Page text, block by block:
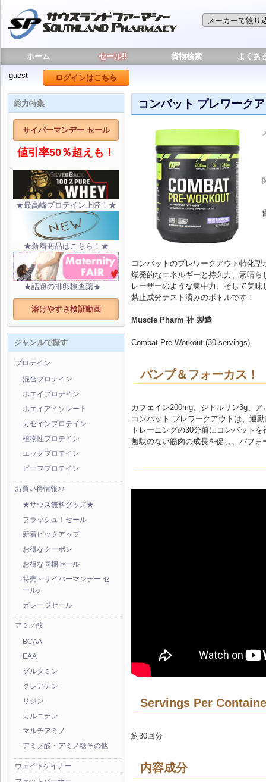
ホーム セール!! 貨物検索 よくあ
guest ログインはこちら
総力特集
サイバーマンデー セール
値引率50％超えも！
★最高峰プロテイン上陸！★
★新着商品はこちら！★
★話題の排卵検査薬★
溶けやすさ検証動画
ジャンルで探す
プロテイン
混合プロテイン
ホエイプロテイン
ホエイアイソレート
カゼインプロテイン
植物性プロテイン
エッグプロテイン
ビーフプロテイン
お買い得情報♪♪
★サウス無料グッズ★
フラッシュ！セール
新着ピックアップ
お得なクーポン
お得な同梱セール
特売～サイバーマンデー セ
ール♪
ガレージセール
アミノ酸
BCAA
EAA
グルタミン
クレアチン
リジン
カルニチン
マルチアミノ
アミノ酸・アミノ糖その他
ウェイトゲイナー
コンバット プレワーク
コンバットのプレワークアウト特化型
爆発的なエネルギーと持久力、素晴ら
レーザーのような集中力、そして美味
禁止成分テスト済みのボトルです！
Muscle Pharm 社 製造
Combat Pre-Workout (30 servings)
パンプ＆フォーカス！
カフェイン200mg、シトルリン3g、
コンバット プレワークアウトは、運
トレーニングの30分前にコンバット
無駄のない筋肉の成長を促し、パフォ
Servings Per
約30回分
内容成分